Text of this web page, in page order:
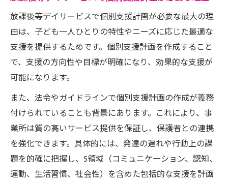
放課後等デイサービス流れと記入例ガイド
放課後等デイサービスの計画作成フロー徹
底解説
個別支援計画の記入例を用いた実践ガイド
放課後等デイサービスの記入例2024年版の
特徴
個別支援計画の流れと期間管理の重要ポイ
ント
実際の記入例から学ぶ放課後等デイサービ
ス活用術
放課後等デイサービスで個別支援計画が必要な最大の理
由は、子ども一人ひとりの特性やニーズに応じた最適な
支援を提供するためです。個別支援計画を作成すること
で、支援の方向性や目標が明確になり、効果的な支援が
可能になります。
また、法令やガイドラインで個別支援計画の作成が義務
付けられていることも背景にあります。これにより、事
業所は質の高いサービス提供を保証し、保護者との連携
を強化できます。具体的には、発達の遅れや行動上の課
題を的確に把握し、5領域（コミュニケーション、認知、
運動、生活習慣、社会性）を含めた包括的な支援を計画